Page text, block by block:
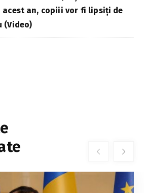
acest an, copiii vor fi lipsiți de
(Video)